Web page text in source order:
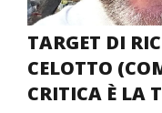
TARGET DI
CELOTTO
CRITICA È LA